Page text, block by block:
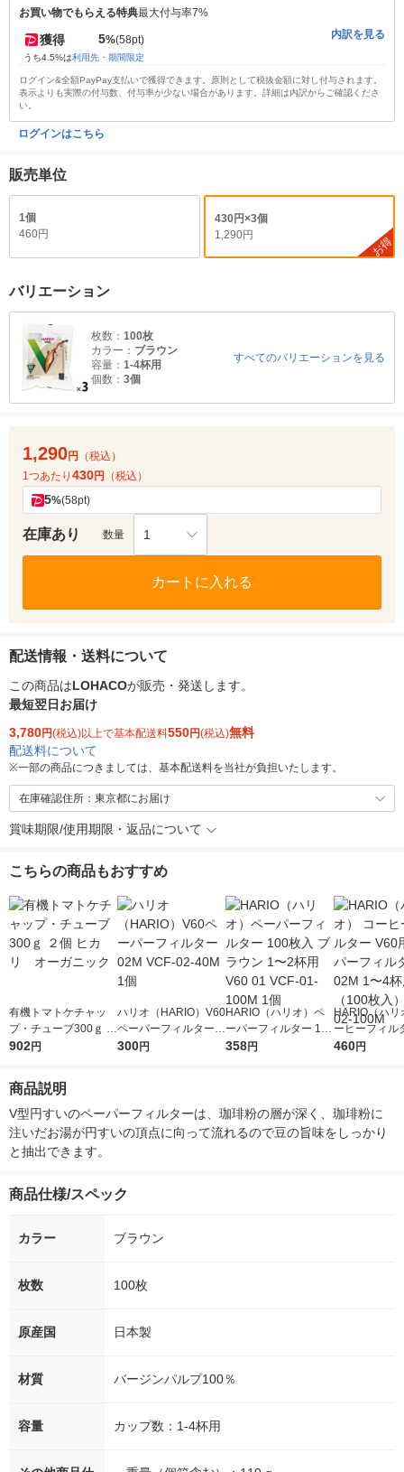
お買い物でもらえる特典最大付与率7%
獲得 5%(58pt)
うち4.5%は利用先・期間限定
内訳を見る
ログイン&全額PayPay支払いで獲得できます。原則として税抜金額に対し付与されます。
表示よりも実際の付与数、付与率が少ない場合があります。詳細は内訳からご確認くださ
い。
ログインはこちら
販売単位
1個
460円
430円×3個
1,290円
お得
バリエーション
枚数： 100枚
カラー： ブラウン
容量： 1-4杯用
個数： 3個
すべてのバリエーションを見る
1,290円
（税込）
1つあたり 430円 （税込）
5%(58pt)
在庫あり 数量 1
カートに入れる
配送情報・送料について
この商品はLOHACOが販売・発送します。
最短翌日お届け
3,780円(税込)以上で基本配送料550円(税込)無料
配送料について
※一部の商品につきましては、基本配送料を当社が負担いたします。
在庫確認住所：東京都にお届け
賞味期限/使用期限・返品について
こちらの商品もおすすめ
有機トマトケチャッ
プ・チューブ300ｇ ２
個 ヒカリ オーガニ
902円
ハリオ（HARIO）V60
ペーパーフィルター0
2M VCF-02-40M 1個
300円
HARIO（ハリオ）ペ
ーパーフィルター 100
枚入 ブラウン 1〜2杯
358円
HARIO（ハリ
ーヒーフィル
0用ペーパー
460円
商品説明
V型円すいのペーパーフィルターは、珈琲粉の層が深く、珈琲粉に
注いだお湯が円すいの頂点に向って流れるので豆の旨味をしっかり
と抽出できます。
商品仕様/スペック
カラー ブラウン
枚数 100枚
原産国 日本製
材質 バージンパルプ100％
容量 カップ数：1-4杯用